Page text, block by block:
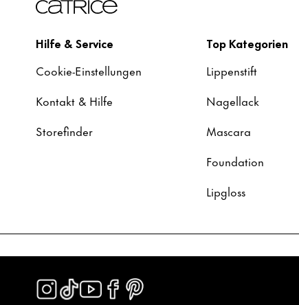
Hilfe & Service
Cookie-Einstellungen
Kontakt & Hilfe
Storefinder
Top Kategorien
Lippenstift
Nagellack
Mascara
Foundation
Lipgloss